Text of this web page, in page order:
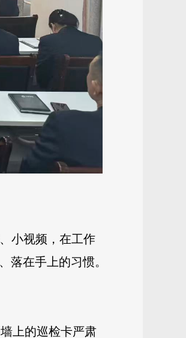
小视频，在工作
落在手上的习惯。
上的巡检卡严肃